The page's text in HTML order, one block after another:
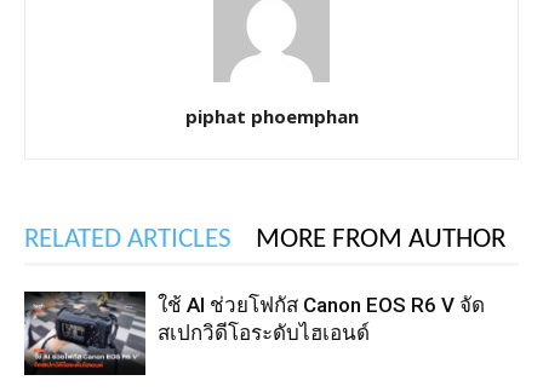
piphat phoemphan
RELATED ARTICLES MORE FROM AUTHOR
ใช้ AI ช่วยโฟกัส Canon EOS R6 V จัด
สเปกวิดีโอระดับไฮเอนด์